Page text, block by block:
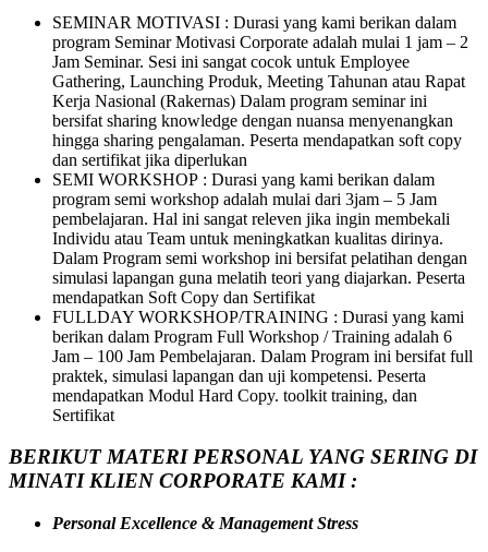
SEMINAR MOTIVASI : Durasi yang kami berikan dalam
program Seminar Motivasi Corporate adalah mulai 1 jam – 2
Jam Seminar. Sesi ini sangat cocok untuk Employee
Gathering, Launching Produk, Meeting Tahunan atau Rapat
Kerja Nasional (Rakernas) Dalam program seminar ini
bersifat sharing knowledge dengan nuansa menyenangkan
hingga sharing pengalaman. Peserta mendapatkan soft copy
dan sertifikat jika diperlukan
SEMI WORKSHOP : Durasi yang kami berikan dalam
program semi workshop adalah mulai dari 3jam – 5 Jam
pembelajaran. Hal ini sangat releven jika ingin membekali
Individu atau Team untuk meningkatkan kualitas dirinya.
Dalam Program semi workshop ini bersifat pelatihan dengan
simulasi lapangan guna melatih teori yang diajarkan. Peserta
mendapatkan Soft Copy dan Sertifikat
FULLDAY WORKSHOP/TRAINING : Durasi yang kami
berikan dalam Program Full Workshop / Training adalah 6
Jam – 100 Jam Pembelajaran. Dalam Program ini bersifat full
praktek, simulasi lapangan dan uji kompetensi. Peserta
mendapatkan Modul Hard Copy. toolkit training, dan
Sertifikat
BERIKUT MATERI PERSONAL YANG SERING DI
MINATI KLIEN CORPORATE KAMI :
Personal Excellence & Management Stress